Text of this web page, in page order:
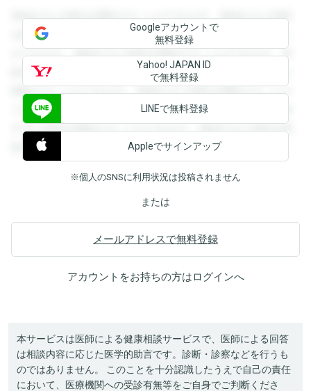
登録すると回答を閲覧することができます。登録すると回答
を閲覧することができます。登録すると回答を閲覧すること
ができます。登録すると回答を閲覧することができます。登
録すると回答を閲覧することができます。登録すると回答を
閲覧することができます。登録すると回答を閲覧することが
できます。登録すると回答を閲覧することができます。登録
すると回答を閲覧することができます。登録すると回答を閲
覧することができます。
Googleアカウントで
無料登録
Yahoo! JAPAN ID
で無料登録
LINEで無料登録
Appleでサインアップ
※個人のSNSに利用状況は投稿されません
または
メールアドレスで無料登録
アカウントをお持ちの方はログインへ
本サービスは医師による健康相談サービスで、医師による回答
は相談内容に応じた医学的助言です。診断・診察などを行うも
のではありません。 このことを十分認識したうえで自己の責任
において、医療機関への受診有無等をご自身でご判断くださ